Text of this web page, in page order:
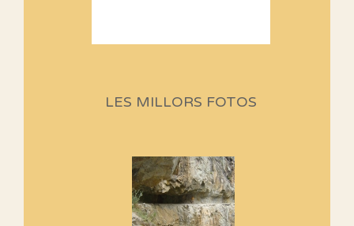
Sortides Centpeus 2026 (1a
programació d'aquest any
Si no podem caminar, alguna
cosa hem de fer...
Els Centpeus signen el
LES MILLORS FOTOS